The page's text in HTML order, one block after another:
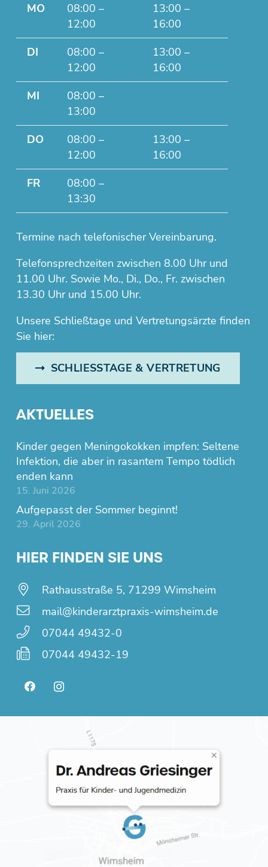
MO
08:00 –
12:00
13:00 –
16:00
DI
08:00 –
12:00
13:00 –
16:00
MI
08:00 –
13:00
DO
08:00 –
12:00
13:00 –
16:00
FR
08:00 –
13:30
Termine nach telefonischer Vereinbarung.
Telefonsprechzeiten zwischen 8.00 Uhr und
11.00 Uhr. Sowie Mo., Di., Do., Fr. zwischen
13.30 Uhr und 15.00 Uhr.
Unsere Schließtage und Vertretungsärzte finden
Sie hier:
SCHLIESSTAGE & VERTRETUNG
AKTUELLES
Kinder gegen Meningokokken impfen: Seltene
Infektion, die aber in rasantem Tempo tödlich
enden kann
15. Juni 2026
Aufgepasst der Sommer beginnt!
29. April 2026
HIER FINDEN SIE UNS
Rathausstraße 5, 71299 Wimsheim
mail@kinderarztpraxis-wimsheim.de
07044 49432-0
07044 49432-19